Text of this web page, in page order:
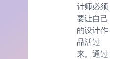
计师必须
要让自己
的设计作
品活过
来。通过